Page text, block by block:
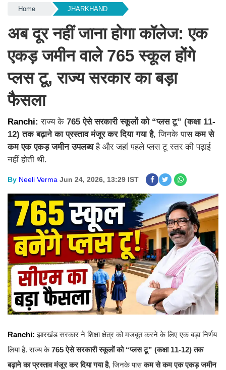
Home JHARKHAND
अब दूर नहीं जाना होगा कॉलेज: एक
एकड़ जमीन वाले 765 स्कूल होंगे
प्लस टू, राज्य सरकार का बड़ा
फैसला
Ranchi:राज्य के 765 ऐसे सरकारी स्कूलों को “प्लस टू” (कक्षा 11-
12) तक बढ़ाने का प्रस्ताव मंजूर कर दिया गया है, जिनके पासकम से
कम एक एकड़ जमीन उपलब्धहै और जहां पहले प्लस टू स्तर की पढ़ाई
नहीं होती थी.
By Neeli Verma Jun 24, 2026, 13:29 IST
Ranchi: झारखंड सरकार ने शिक्षा क्षेत्र को मजबूत करने के लिए एक बड़ा निर्णय
लिया है. राज्य के765 ऐसे सरकारी स्कूलों को “प्लस टू” (कक्षा 11-12) तक
बढ़ाने का प्रस्ताव मंजूर कर दिया गया है, जिनके पासकम से कम एक एकड़ जमीन